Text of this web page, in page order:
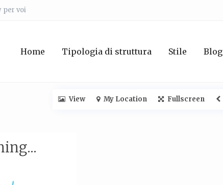
per voi
Home Tipologia di struttura Stile Blog
View My Location Fullscreen